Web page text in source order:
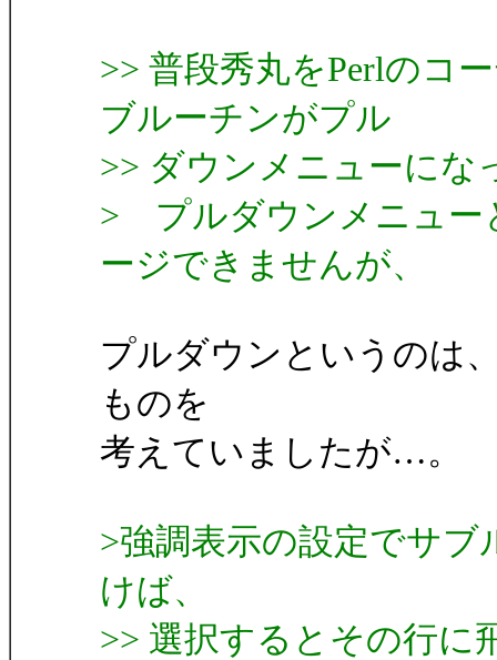
>> 普段秀丸をPerlのコ
ブルーチンがプル
>> ダウンメニューにな
> プルダウンメニュー
ージできませんが、
プルダウンというのは
ものを
考えていましたが…。
>強調表示の設定でサ
けば、
>> 選択するとその行に